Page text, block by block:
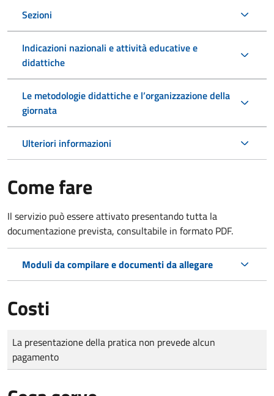
Sezioni
Indicazioni nazionali e attività educative e
didattiche
Le metodologie didattiche e l’organizzazione della
giornata
Ulteriori informazioni
Come fare
Il servizio può essere attivato presentando tutta la
documentazione prevista, consultabile in formato PDF.
Moduli da compilare e documenti da allegare
Costi
Tipo di pagamento
Importo
La presentazione della pratica non prevede alcun
pagamento